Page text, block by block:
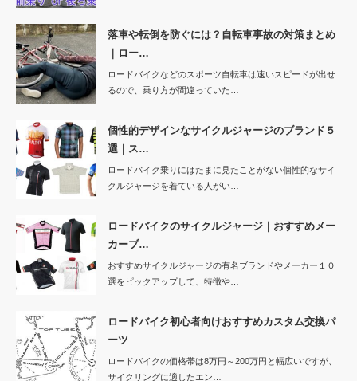
落車や転倒を防ぐには？自転車事故の対策まとめ
｜ロー…
ロードバイクなどのスポーツ自転車は速いスピードが出せ
るので、乗り方が間違っていた…
個性的デザインなサイクルジャージのブランド５
選｜ス…
ロードバイク乗りにはたまに見たことがない個性的なサイ
クルジャージを着ている人がい…
ロードバイクのサイクルジャージ｜おすすめメー
カーブ…
おすすめサイクルジャージの有名ブランドやメーカー１０
選をピックアップして、特徴や…
ロードバイク初心者向けおすすめカスタム交換パ
ーツ
ロードバイクの価格帯は8万円～200万円と幅広いですが、
サイクリングに適したエン…